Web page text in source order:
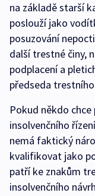
na základě starší
poslouží jako
posuzování
další trestné činy,
podplacení a
předseda
Pokud někdo
insolvenčního
nemá faktický
kvalifikovat jako
patří ke znakům
insolvenčního